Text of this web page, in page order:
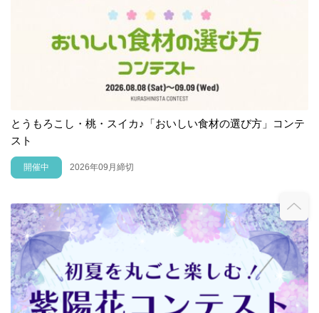
とうもろこし・桃・スイカ♪「おいしい食材の選び方」コンテ
スト
開催中 2026年09月締切